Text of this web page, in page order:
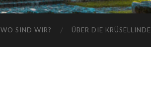
WO SIND WIR? ÜBER DIE KRÜSELLINDE